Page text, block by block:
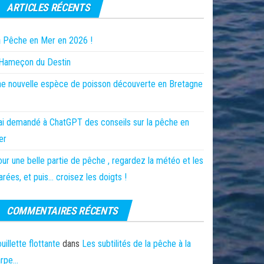
ARTICLES RÉCENTS
Pêche en Mer en 2026 !
du Destin
nouvelle espèce de poisson découverte en Bretagne
demandé à ChatGPT des conseils sur la pêche en
une belle partie de pêche , regardez la météo et les
et puis… croisez les doigts !
COMMENTAIRES RÉCENTS
flottante dans Les subtilités de la pêche à la